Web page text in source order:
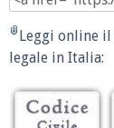
Leggi online
legale in Italia: